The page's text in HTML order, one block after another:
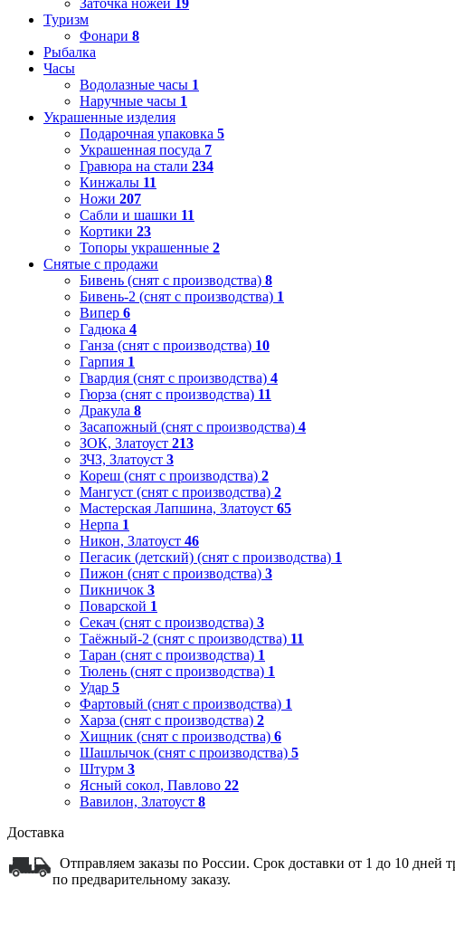
Заточка ножей 19
Туризм
Фонари 8
Рыбалка
Часы
Водолазные часы 1
Наручные часы 1
Украшенные изделия
Подарочная упаковка 5
Украшенная посуда 7
Гравюра на стали 234
Кинжалы 11
Ножи 207
Сабли и шашки 11
Кортики 23
Топоры украшенные 2
Снятые с продажи
Бивень (снят с производства) 8
Бивень-2 (снят с производства) 1
Випер 6
Гадюка 4
Ганза (снят с производства) 10
Гарпия 1
Гвардия (снят с производства) 4
Гюрза (снят с производства) 11
Дракула 8
Засапожный (снят с производства) 4
ЗОК, Златоуст 213
ЗЧЗ, Златоуст 3
Кореш (снят с производства) 2
Мангуст (снят с производства) 2
Мастерская Лапшина, Златоуст 65
Нерпа 1
Никон, Златоуст 46
Пегасик (детский) (снят с производства) 1
Пижон (снят с производства) 3
Пикничок 3
Поварской 1
Секач (снят с производства) 3
Таёжный-2 (снят с производства) 11
Таран (снят с производства) 1
Тюлень (снят с производства) 1
Удар 5
Фартовый (снят с производства) 1
Харза (снят с производства) 2
Хищник (снят с производства) 6
Шашлычок (снят с производства) 5
Штурм 3
Ясный сокол, Павлово 22
Вавилон, Златоуст 8
Доставка
Отправляем заказы по России. Срок доставки от 1 до 10
по предварительному заказу.